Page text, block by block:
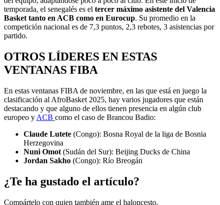
temporada, el senegalés es el tercer máximo asistente del Valencia
Basket tanto en ACB como en Eurocup. Su promedio en la
competición nacional es de 7,3 puntos, 2,3 rebotes, 3 asistencias por
partido.
OTROS LÍDERES EN ESTAS
VENTANAS FIBA
En estas ventanas FIBA de noviembre, en las que está en juego la
clasificación al AfroBasket 2025, hay varios jugadores que están
destacando y que alguno de ellos tienen presencia en algún club
europeo y ACB como el caso de Brancou Badio:
Claude Lutete (Congo): Bosna Royal de la liga de Bosnia
Herzegovina
Nuni Omot (Sudán del Sur): Beijing Ducks de China
Jordan Sakho (Congo): Río Breogán
¿Te ha gustado el artículo?
Compártelo con quien también ame el baloncesto.